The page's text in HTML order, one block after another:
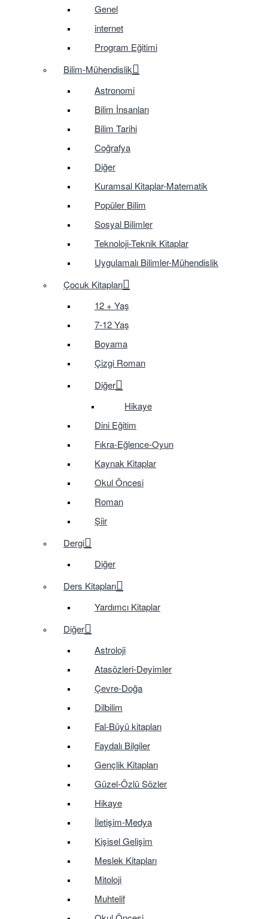
Genel
internet
Program Eğitimi
Bilim-Mühendislik
Astronomi
Bilim İnsanları
Bilim Tarihi
Coğrafya
Diğer
Kuramsal Kitaplar-Matematik
Popüler Bilim
Sosyal Bilimler
Teknoloji-Teknik Kitaplar
Uygulamalı Bilimler-Mühendislik
Çocuk Kitapları
12 + Yaş
7-12 Yaş
Boyama
Çizgi Roman
Diğer
Hikaye
Dini Eğitim
Fıkra-Eğlence-Oyun
Kaynak Kitaplar
Okul Öncesi
Roman
Şiir
Dergi
Diğer
Ders Kitapları
Yardımcı Kitaplar
Diğer
Astroloji
Atasözleri-Deyimler
Çevre-Doğa
Dilbilim
Fal-Büyü kitapları
Faydalı Bilgiler
Gençlik Kitapları
Güzel-Özlü Sözler
Hikaye
İletişim-Medya
Kişisel Gelişim
Meslek Kitapları
Mitoloji
Muhtelif